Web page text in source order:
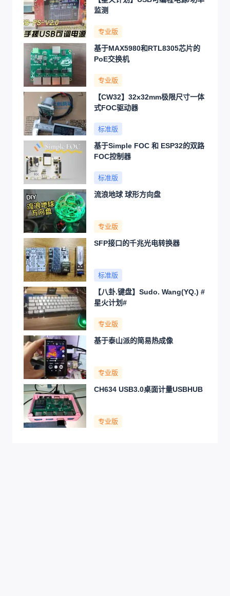
监测
专业版
基于MAX5980和RTL8305芯片的
PoE交换机
专业版
【CW32】32x32mm极限尺寸一体
式FOC驱动器
标准版
基于Simple FOC 和 ESP32的双路
FOC控制器
标准版
流浪地球 球形方向盘
专业版
SFP接口的千兆光电转换器
标准版
【八卦.键盘】Sudo. Wang(YQ.) #
星火计划#
专业版
基于泰山派的简易热成像
专业版
CH634 USB3.0桌面计量USBHUB
专业版